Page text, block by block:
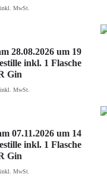
inkl. MwSt.
28.08.2026 um 19
inkl. 1 Flasche
Gin
inkl. MwSt.
07.11.2026 um 14
inkl. 1 Flasche
Gin
inkl. MwSt.